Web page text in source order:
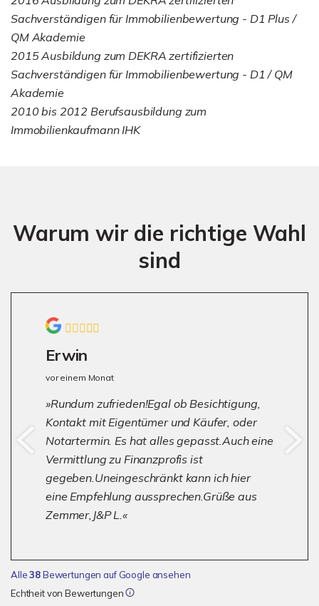
Sachverständigen für Immobilienbewertung - D1 Plus /
QM Akademie
2015 Ausbildung zum DEKRA zertifizierten
Sachverständigen für Immobilienbewertung - D1 / QM
Akademie
2010 bis 2012 Berufsausbildung zum
Immobilienkaufmann IHK
Warum wir die richtige Wahl
sind
Erwin
vor einem Monat
Rundum zufrieden!Egal ob Besichtigung,
Kontakt mit Eigentümer und Käufer, oder
Notartermin. Es hat alles gepasst.Auch eine
Vermittlung zu Finanzprofis ist
gegeben.Uneingeschränkt kann ich hier
eine Empfehlung aussprechen.Grüße aus
Zemmer,J&P L.
Alle38Bewertungen auf Google ansehen
Echtheit von Bewertungen